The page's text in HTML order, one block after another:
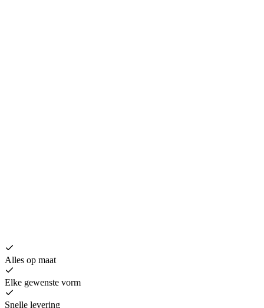
Alles op maat
Elke gewenste vorm
Snelle levering